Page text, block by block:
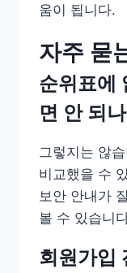
움이 됩니다.
자주 묻
순위표에
면 안 되
그렇지는 않
비교했을 수
보안 안내가
볼 수 있습니
회원가입